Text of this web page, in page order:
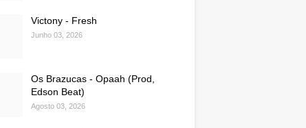
Victony - Fresh
Junho 03, 2026
Os Brazucas - Opaah (Prod,
Edson Beat)
Agosto 03, 2026